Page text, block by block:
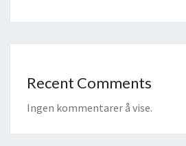
Recent Comments
Ingen kommentarer å vise.